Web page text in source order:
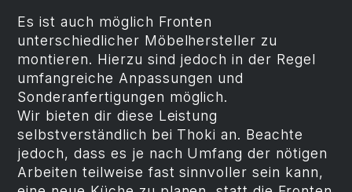
Es ist auch möglich Fronten
unterschiedlicher Möbelhersteller zu
montieren. Hierzu sind jedoch in der Regel
umfangreiche Anpassungen und
Sonderanfertigungen möglich.
Wir bieten dir diese Leistung
selbstverständlich bei Thoki an. Beachte
jedoch, dass es je nach Umfang der nötigen
Arbeiten teilweise fast sinnvoller sein kann,